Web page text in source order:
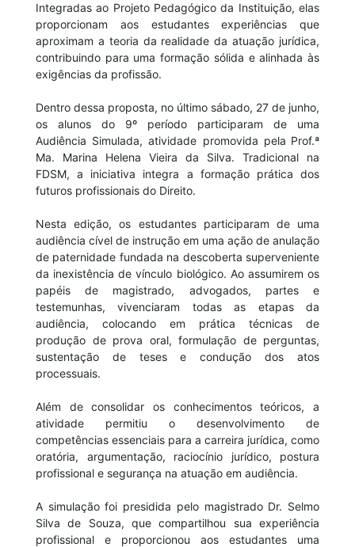
Integradas ao Projeto Pedagógico da Instituição, elas
proporcionam aos estudantes experiências que
aproximam a teoria da realidade da atuação jurídica,
contribuindo para uma formação sólida e alinhada às
exigências da profissão.
Dentro dessa proposta, no último sábado, 27 de junho,
os alunos do 9º período participaram de uma
Audiência Simulada, atividade promovida pela Prof.ª
Ma. Marina Helena Vieira da Silva. Tradicional na
FDSM, a iniciativa integra a formação prática dos
futuros profissionais do Direito.
Nesta edição, os estudantes participaram de uma
audiência cível de instrução em uma ação de anulação
de paternidade fundada na descoberta superveniente
da inexistência de vínculo biológico. Ao assumirem os
papéis de magistrado, advogados, partes e
testemunhas, vivenciaram todas as etapas da
audiência, colocando em prática técnicas de
produção de prova oral, formulação de perguntas,
sustentação de teses e condução dos atos
processuais.
Além de consolidar os conhecimentos teóricos, a
atividade permitiu o desenvolvimento de
competências essenciais para a carreira jurídica, como
oratória, argumentação, raciocínio jurídico, postura
profissional e segurança na atuação em audiência.
A simulação foi presidida pelo magistrado Dr. Selmo
Silva de Souza, que compartilhou sua experiência
profissional e proporcionou aos estudantes uma